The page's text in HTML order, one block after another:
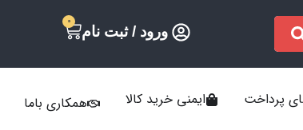
ورود / ثبت نام
0
پرداخت ایمنی خرید کالا همکاری باما